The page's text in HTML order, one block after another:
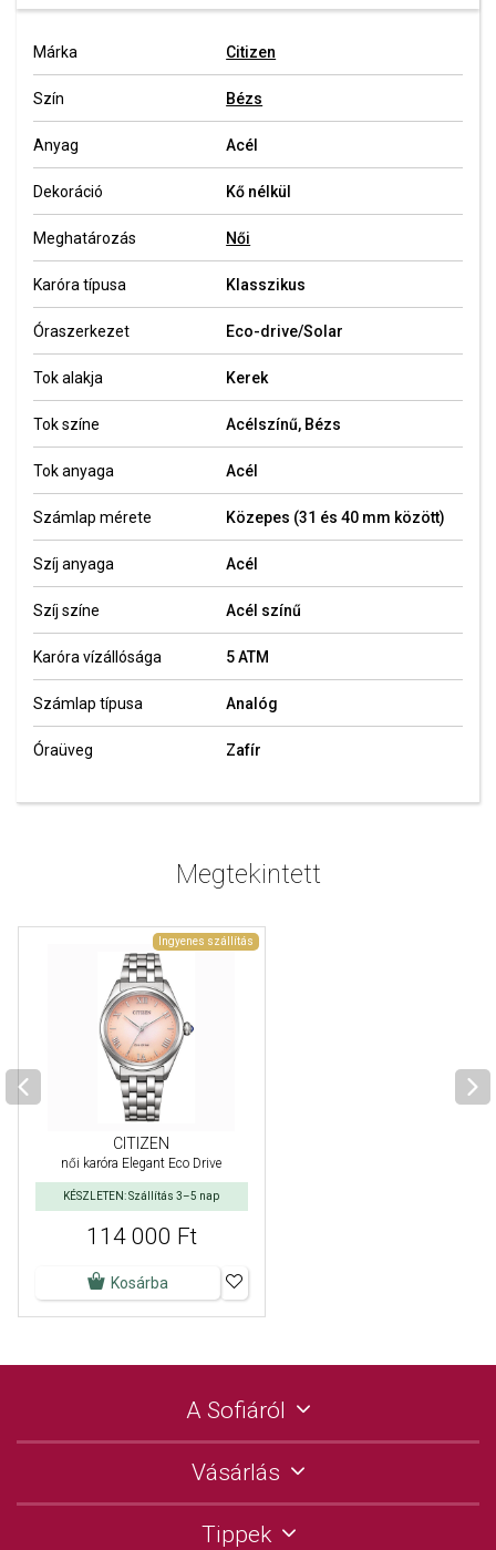
Márka Citizen
Szín Bézs
Anyag Acél
Dekoráció Kő nélkül
Meghatározás Női
Karóra típusa Klasszikus
Óraszerkezet Eco-drive/Solar
Tok alakja Kerek
Tok színe Acélszínű, Bézs
Tok anyaga Acél
Számlap mérete Közepes (31 és 40 mm között)
Szíj anyaga Acél
Szíj színe Acél színű
Karóra vízállósága 5 ATM
Számlap típusa Analóg
Óraüveg Zafír
Megtekintett
Ingyenes szállítás
CITIZEN
női karóra Elegant Eco Drive
KÉSZLETEN: Szállítás 3–5 nap
114 000 Ft
Kosárba
A Sofiáról
Vásárlás
Tippek